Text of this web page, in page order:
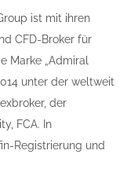
ist mit ihren
CFD-Broker für
Marke „Admiral
unter der weltweit
der
FCA. In
Registrierung und